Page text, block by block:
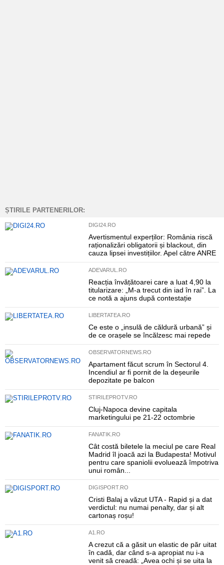
ȘTIRILE PARTENERILOR:
DIGI24.RO
Avertismentul experților: România riscă
raționalizări obligatorii și blackout, din
cauza lipsei investițiilor. Apel către ANRE
ADEVARUL.RO
Reacția învățătoarei care a luat 4,90 la
titularizare: „M-a trecut din iad în rai”. La
ce notă a ajuns după contestație
LIBERTATEA.RO
Ce este o „insulă de căldură urbană” și
de ce orașele se încălzesc mai repede
OBSERVATORNEWS.RO
Apartament făcut scrum în Sectorul 4.
Incendiul ar fi pornit de la deșeurile
depozitate pe balcon
STIRILEPROTV.RO
Cluj-Napoca devine capitala
marketingului pe 21-22 octombrie
FANATIK.RO
Cât costă biletele la meciul pe care Real
Madrid îl joacă azi la Budapesta! Motivul
pentru care spaniolii evoluează împotriva
unui român...
DIGISPORT.RO
Cristi Balaj a văzut UTA - Rapid și a dat
verdictul: nu numai penalty, dar și alt
cartonaș roșu!
A1.RO
A crezut că a găsit un elastic de păr uitat
în cadă, dar când s-a apropiat nu i-a
venit să creadă: „Avea ochi și se uita la